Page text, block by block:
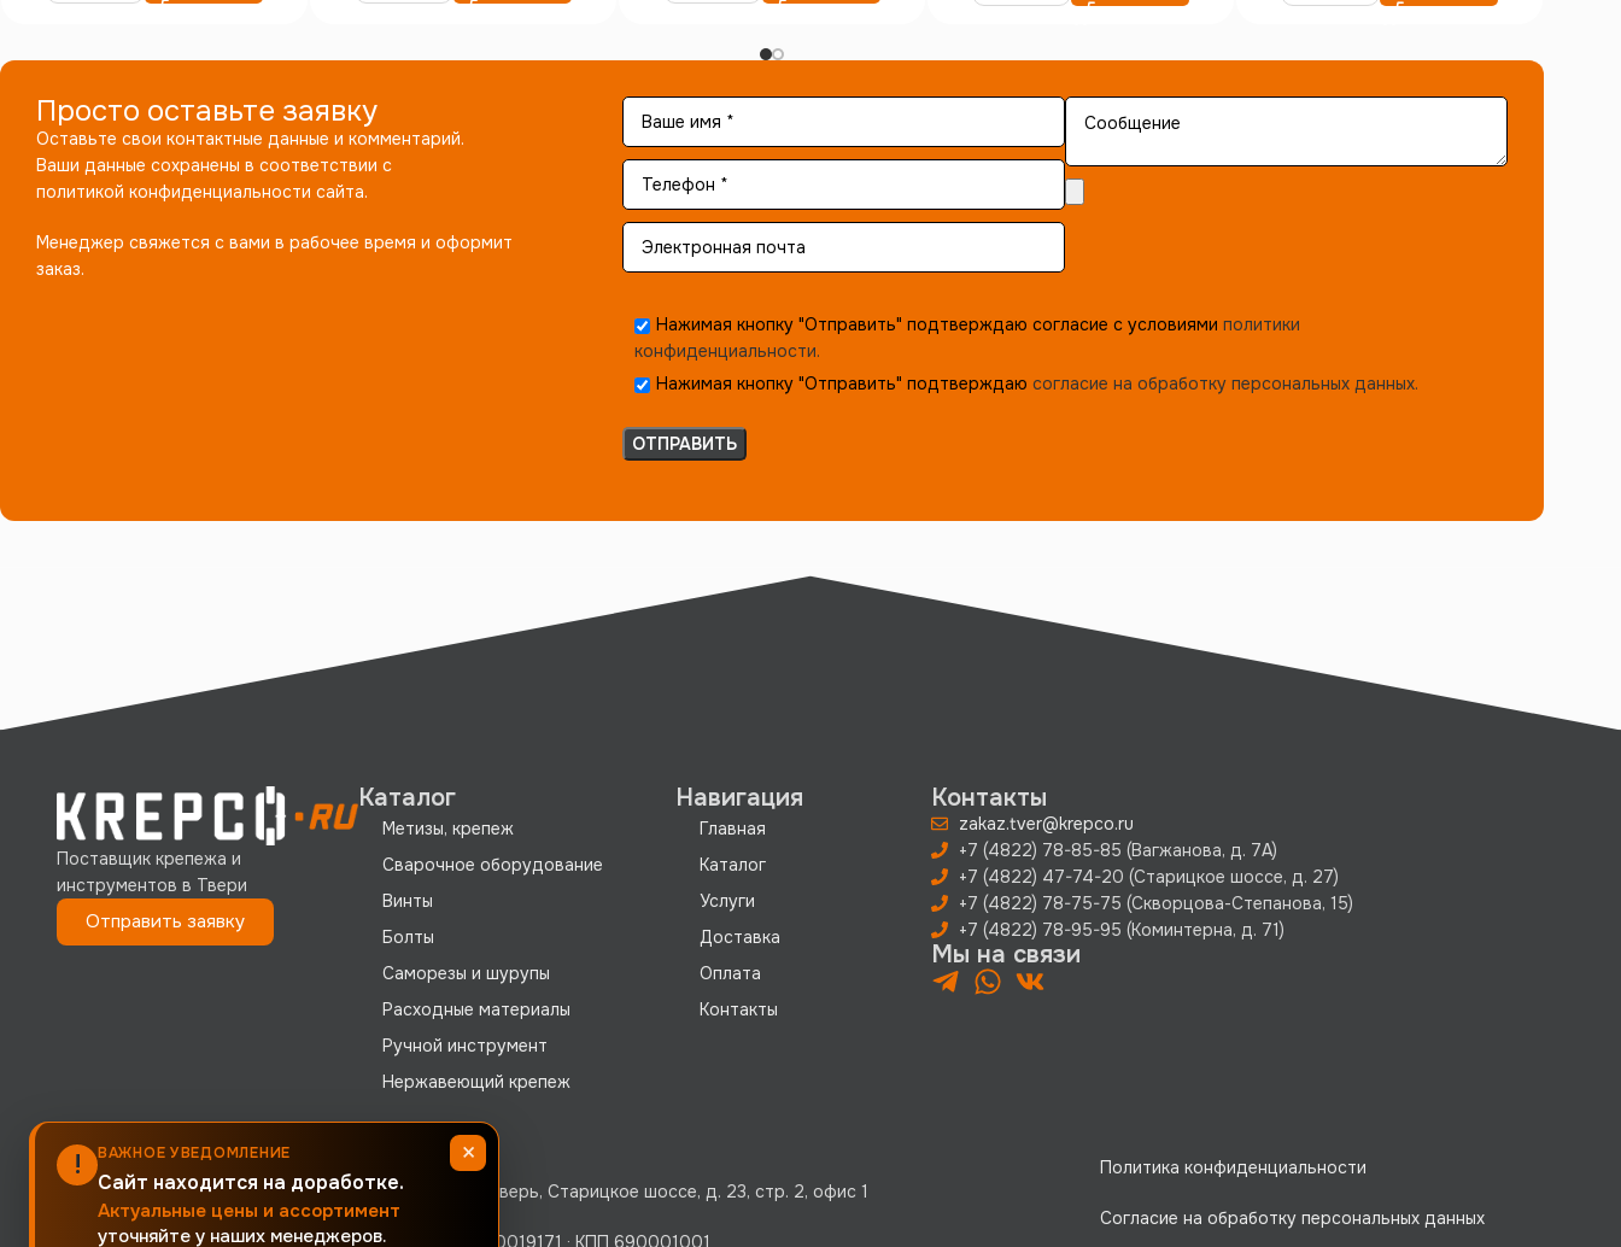
Просто оставьте заявку
Оставьте свои контактные данные и комментарий.
Ваши данные сохранены в соответствии с
политикой конфиденциальности сайта.
Менеджер свяжется с вами в рабочее время и оформит
заказ.
Нажимая кнопку "Отправить" подтверждаю согласие с условиямиполитики
конфиденциальности.
Нажимая кнопку "Отправить" подтверждаюсогласие на обработку персональных данных.
Поставщик крепежа и
инструментов в Твери
Отправить заявку
Каталог
Метизы, крепеж
Сварочное оборудование
Винты
Болты
Саморезы и шурупы
Расходные материалы
Ручной инструмент
Нержавеющий крепеж
Навигация
Главная
Каталог
Услуги
Доставка
Оплата
Контакты
Контакты
zakaz.tver@krepco.ru
+7 (4822) 78-85-85 (Вагжанова, д. 7А)
+7 (4822) 47-74-20 (Старицкое шоссе, д. 27)
+7 (4822) 78-75-75 (Скворцова-Степанова, 15)
+7 (4822) 78-95-95 (Коминтерна, д. 71)
Мы на связи
Реквизиты
Юридический адрес: 170040, Тверская область, г. Тверь, Старицкое шоссе, д. 23, стр. 2, офис 1
ООО «КРЕПКО.РУ» ОГРН 1256900002380 · ИНН 6900019171 · КПП 690001001
Политика конфиденциальности
Согласие на обработку персональных данных
! ВАЖНОЕ УВЕДОМЛЕНИЕ
Сайт находится на доработке.
Актуальные цены и ассортимент
уточняйте у наших менеджеров.
×